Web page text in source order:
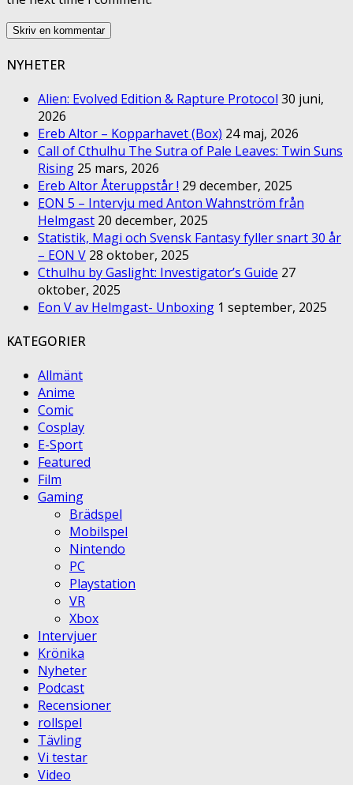
NYHETER
Alien: Evolved Edition & Rapture Protocol 30 juni,
2026
Ereb Altor – Kopparhavet (Box) 24 maj, 2026
Call of Cthulhu The Sutra of Pale Leaves: Twin Suns
Rising 25 mars, 2026
Ereb Altor Återuppstår ! 29 december, 2025
EON 5 – Intervju med Anton Wahnström från
Helmgast 20 december, 2025
Statistik, Magi och Svensk Fantasy fyller snart 30 år
– EON V 28 oktober, 2025
Cthulhu by Gaslight: Investigator’s Guide 27
oktober, 2025
Eon V av Helmgast- Unboxing 1 september, 2025
KATEGORIER
Allmänt
Anime
Comic
Cosplay
E-Sport
Featured
Film
Gaming
Brädspel
Mobilspel
Nintendo
PC
Playstation
VR
Xbox
Intervjuer
Krönika
Nyheter
Podcast
Recensioner
rollspel
Tävling
Vi testar
Video